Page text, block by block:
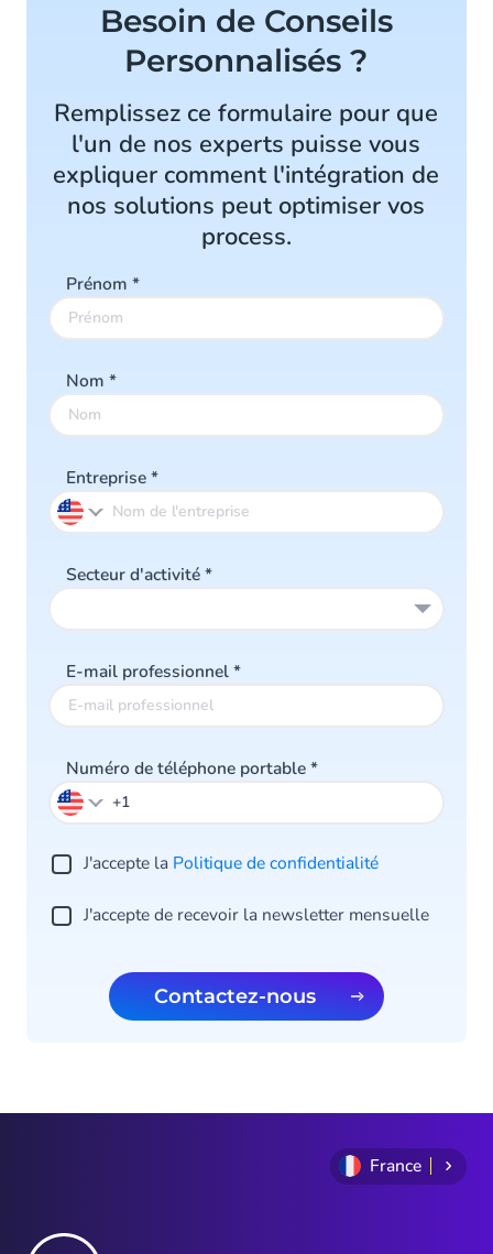
Besoin de Conseils
Personnalisés ?
Remplissez ce formulaire pour que
l'un de nos experts puisse vous
expliquer comment l'intégration de
nos solutions peut optimiser vos
process.
Prénom *
Nom *
Entreprise*
Secteur d'activité*
E-mail professionnel*
Numéro de téléphone portable*
J'accepte la Politique de confidentialité
J'accepte de recevoir la newsletter mensuelle
Contactez-nous
France